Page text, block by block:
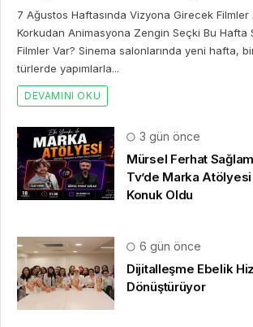
7 Ağustos Haftasında Vizyona Girecek Filmler
Korkudan Animasyona Zengin Seçki Bu Hafta
Filmler Var? Sinema salonlarında yeni hafta,
türlerde yapımlarla...
DEVAMINI OKU
3 gün önce
Mürsel Ferhat
Tv’de Marka Atölyesi
Konuk Oldu
6 gün önce
Dijitalleşme Ebelik
Dönüştürüyor